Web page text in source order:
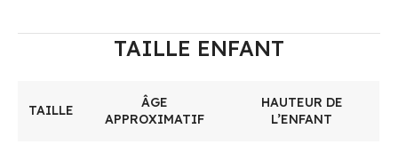
TAILLE ENFANT
TAILLE
ÂGE
APPROXIMATIF
HAUTEUR DE
L’ENFANT